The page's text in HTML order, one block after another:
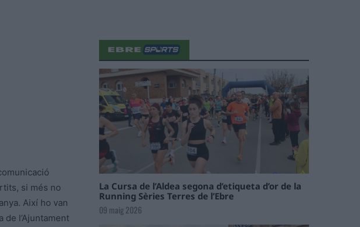
si més no
Així ho van
de l’Ajuntament
La Cursa de l’Aldea segona d’etiqueta d’or de la
Running Sèries Terres de l’Ebre
09 maig 2026